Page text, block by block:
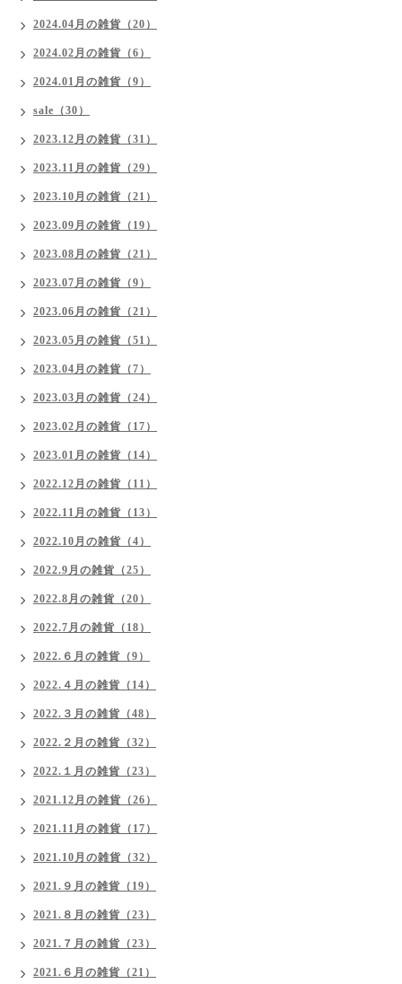
2024.04月の雑貨（20）
2024.02月の雑貨（6）
2024.01月の雑貨（9）
sale（30）
2023.12月の雑貨（31）
2023.11月の雑貨（29）
2023.10月の雑貨（21）
2023.09月の雑貨（19）
2023.08月の雑貨（21）
2023.07月の雑貨（9）
2023.06月の雑貨（21）
2023.05月の雑貨（51）
2023.04月の雑貨（7）
2023.03月の雑貨（24）
2023.02月の雑貨（17）
2023.01月の雑貨（14）
2022.12月の雑貨（11）
2022.11月の雑貨（13）
2022.10月の雑貨（4）
2022.9月の雑貨（25）
2022.8月の雑貨（20）
2022.7月の雑貨（18）
2022.６月の雑貨（9）
2022.４月の雑貨（14）
2022.３月の雑貨（48）
2022.２月の雑貨（32）
2022.１月の雑貨（23）
2021.12月の雑貨（26）
2021.11月の雑貨（17）
2021.10月の雑貨（32）
2021.９月の雑貨（19）
2021.８月の雑貨（23）
2021.７月の雑貨（23）
2021.６月の雑貨（21）